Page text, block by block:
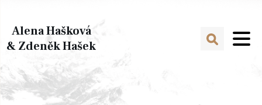
Alena Hašková
& Zdeněk Hašek